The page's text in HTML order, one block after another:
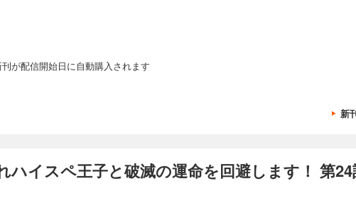
が配信開始日に自動購入されます
新
ハイスペ王子と破滅の運命を回避します！ 第